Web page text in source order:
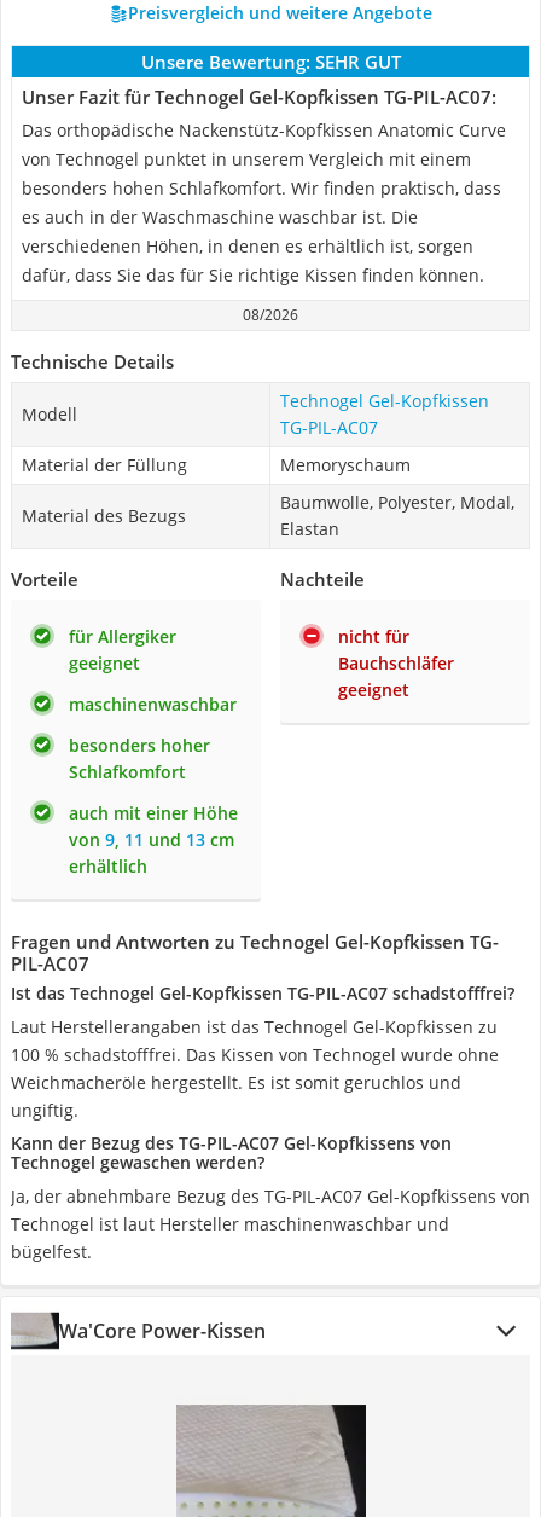
Preisvergleich und weitere Angebote
Unsere Bewertung: SEHR GUT
Unser Fazit für Technogel Gel-Kopfkissen TG-PIL-AC07:
Das orthopädische Nackenstütz-Kopfkissen Anatomic Curve
von Technogel punktet in unserem Vergleich mit einem
besonders hohen Schlafkomfort. Wir finden praktisch, dass
es auch in der Waschmaschine waschbar ist. Die
verschiedenen Höhen, in denen es erhältlich ist, sorgen
dafür, dass Sie das für Sie richtige Kissen finden können.
08/2026
Technische Details
Modell
Technogel Gel-Kopfkissen
TG-PIL-AC07
Material der Füllung
Memoryschaum
Material des Bezugs
Baumwolle, Polyester, Modal,
Elastan
Vorteile
für Allergiker
geeignet
maschinenwaschbar
besonders hoher
Schlafkomfort
auch mit einer Höhe
von 9, 11 und 13 cm
erhältlich
Nachteile
nicht für
Bauchschläfer
geeignet
Fragen und Antworten zu Technogel Gel-Kopfkissen TG-
PIL-AC07
Ist das Technogel Gel-Kopfkissen TG-PIL-AC07 schadstofffrei?
Laut Herstellerangaben ist das Technogel Gel-Kopfkissen zu
100 % schadstofffrei. Das Kissen von Technogel wurde ohne
Weichmacheröle hergestellt. Es ist somit geruchlos und
ungiftig.
Kann der Bezug des TG-PIL-AC07 Gel-Kopfkissens von
Technogel gewaschen werden?
Ja, der abnehmbare Bezug des TG-PIL-AC07 Gel-Kopfkissens von
Technogel ist laut Hersteller maschinenwaschbar und
bügelfest.
Wa'Core Power-Kissen